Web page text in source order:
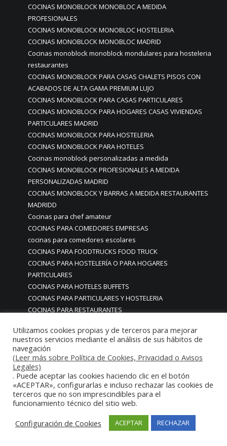
COCINAS MONOBLOCK MONOBLOC A MEDIDA
PROFESIONALES
COCINAS MONOBLOCK MONOBLOC HOSTELERIA
COCINAS MONOBLOCK MONOBLOC MADRID
Cocinas monoblock monoblock mondulares para hosteleria
restaurantes
COCINAS MONOBLOCK PARA CASAS CHALETS PISOS CON
ACABADOS DE ALTA GAMA PREMIUM LUJO
COCINAS MONOBLOCK PARA CASAS PARTICULARES
COCINAS MONOBLOCK PARA HOGARES CASAS VIVIENDAS
PARTICULARES MADRID
COCINAS MONOBLOCK PARA HOSTELERIA
COCINAS MONOBLOCK PARA HOTELES
Cocinas monoblock personalizadas a medida
COCINAS MONOBLOCK PROFESIONALES A MEDIDA
PERSONALIZADAS MADRID
COCINAS MONOBLOCK Y BARRAS A MEDIDA RESTAURANTES
MADRIDD
Cocinas para chef amateur
COCINAS PARA COMEDORES EMPRESAS
cocinas para comedores escolares
COCINAS PARA FOODTRUCKS FOOD TRUCK
COCINAS PARA HOSTELERÍA O PARA HOGARES
PARTICULARES
COCINAS PARA HOTELES BUFFETS
COCINAS PARA PARTICULARES Y HOSTELERIA
COCINAS PARA RESTAURANTES
COCINAS PARA SERVICIO DOMESTICO
COCINAS PARA TERRAZAS EN MADRID ESPAÑA
COCINAS PREMIUM GAMA ALTA EN MADRID
COCINAS PREMIUM LUJO PARA RESTAURANTES
RESTAURACIÓN MADRID
COCINAS PREMIUM MADRID
COCINAS PREMIUM PROFESIONALES MADRID
COCINAS PROFESIONALES • MOBILIARIO • ENCIMERAS •
Utilizamos cookies propias y de terceros para mejorar
nuestros servicios mediante el análisis de sus hábitos de
navegación
(Leer más sobre Política de Cookies, Privacidad o Avisos
Legales)
. Puede aceptar las cookies haciendo clic en el botón
«ACEPTAR», configurarlas e incluso rechazar las cookies de
terceros que no son imprescindibles para el
funcionamiento técnico del sitio web.
Configuración de Cookies
ACEPTAR RECHAZAR